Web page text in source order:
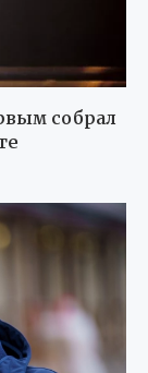
собрал